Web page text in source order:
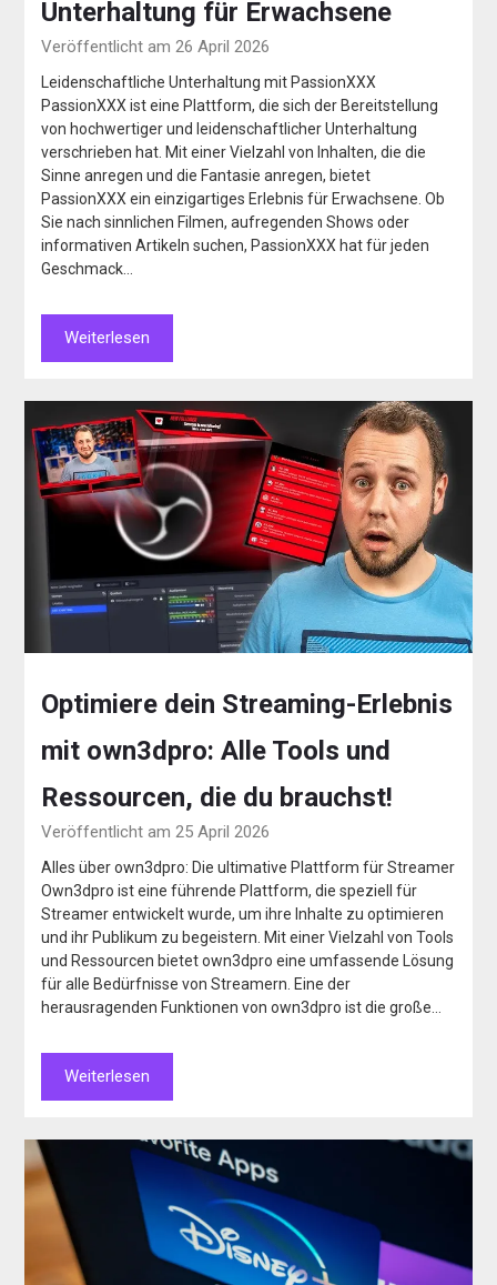
Unterhaltung für Erwachsene
Veröffentlicht am 26 April 2026
Leidenschaftliche Unterhaltung mit PassionXXX
PassionXXX ist eine Plattform, die sich der Bereitstellung
von hochwertiger und leidenschaftlicher Unterhaltung
verschrieben hat. Mit einer Vielzahl von Inhalten, die die
Sinne anregen und die Fantasie anregen, bietet
PassionXXX ein einzigartiges Erlebnis für Erwachsene. Ob
Sie nach sinnlichen Filmen, aufregenden Shows oder
informativen Artikeln suchen, PassionXXX hat für jeden
Geschmack…
Weiterlesen
Optimiere dein Streaming-Erlebnis
mit own3dpro: Alle Tools und
Ressourcen, die du brauchst!
Veröffentlicht am 25 April 2026
Alles über own3dpro: Die ultimative Plattform für Streamer
Own3dpro ist eine führende Plattform, die speziell für
Streamer entwickelt wurde, um ihre Inhalte zu optimieren
und ihr Publikum zu begeistern. Mit einer Vielzahl von Tools
und Ressourcen bietet own3dpro eine umfassende Lösung
für alle Bedürfnisse von Streamern. Eine der
herausragenden Funktionen von own3dpro ist die große…
Weiterlesen